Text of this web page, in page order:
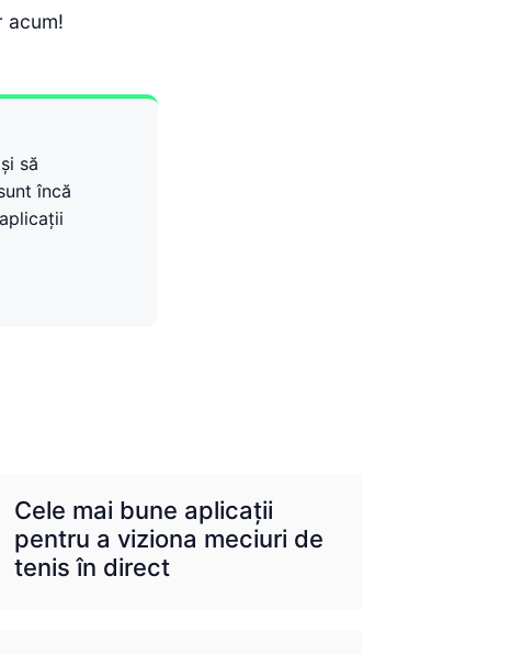
acum!
să
încă
Cele mai bune aplicații
pentru a viziona meciuri de
tenis în direct